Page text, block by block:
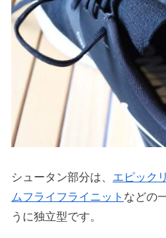
シュータン部分は、 エピック
ムフライフライニット などの
うに独立型です。